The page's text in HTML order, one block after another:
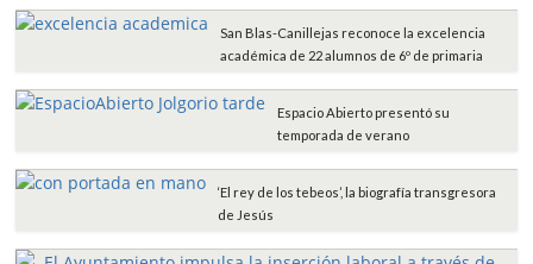
San Blas-Canillejas reconoce la excelencia
académica de 22 alumnos de 6º de primaria
Espacio Abierto presentó su
temporada de verano
‘El rey de los tebeos’, la biografía transgresora
de Jesús